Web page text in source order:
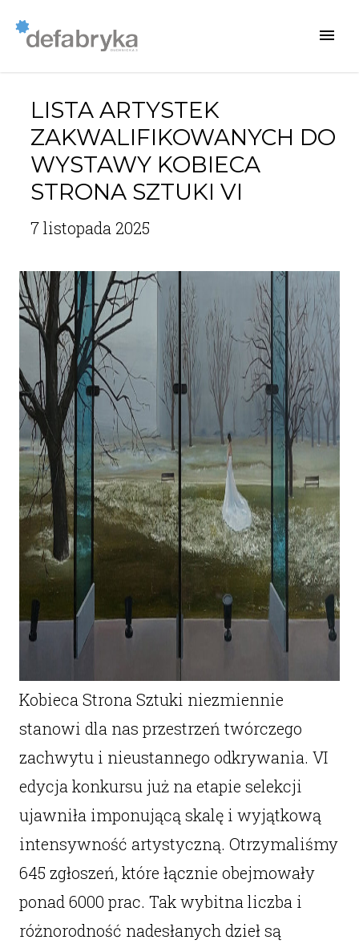
LISTA ARTYSTEK
ZAKWALIFIKOWANYCH DO
WYSTAWY KOBIECA
STRONA SZTUKI VI
7 listopada 2025
Kobieca Strona Sztuki niezmiennie
stanowi dla nas przestrzeń twórczego
zachwytu i nieustannego odkrywania. VI
edycja konkursu już na etapie selekcji
ujawniła imponującą skalę i wyjątkową
intensywność artystyczną. Otrzymaliśmy
645 zgłoszeń, które łącznie obejmowały
ponad 6000 prac. Tak wybitna liczba i
różnorodność nadesłanych dzieł są